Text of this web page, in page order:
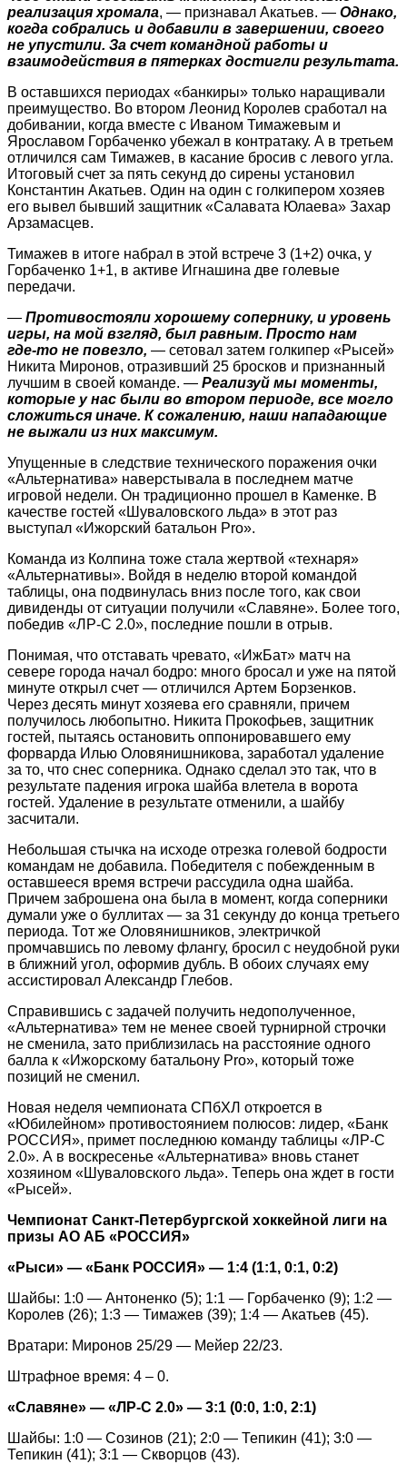
реализация хромала, — признавал Акатьев. — Однако,
когда ­собрались и добавили в завершении, своего
не упустили. За счет командной работы и
взаимодействия в пятерках достигли результата.
В оставшихся периодах «банкиры» только наращивали
преимущество. Во втором Леонид Королев сработал на
добивании, когда вместе с Иваном Тимажевым и
Ярославом Горбаченко убежал в контратаку. А в третьем
отличился сам Тимажев, в касание бросив с левого угла.
Итоговый счет за пять секунд до сирены установил
Константин Акатьев. Один на один с голкипером хозяев
его вывел бывший защитник «Салавата Юлаева» Захар
Арзамасцев.
Тимажев в итоге набрал в этой встрече 3 (1+2) очка, у
Горбаченко 1+1, в активе Игнашина две голевые
передачи.
— Противостояли хорошему сопернику, и уровень
игры, на мой взгляд, был равным. Просто нам
где‑то не повезло, — сетовал затем голкипер «Рысей»
Никита Миронов, отразивший 25 бросков и признанный
лучшим в своей коман­де. — Реализуй мы моменты,
которые у нас были во втором периоде, все могло
сложиться иначе. К сожалению, наши нападающие
не выжали из них максимум.
Упущенные в следствие технического поражения очки
«Альтернатива» наверстывала в последнем матче
игровой недели. Он традиционно прошел в Каменке. В
качест­ве гостей «Шуваловского льда» в этот раз
выступал «Ижорский батальон Pro».
Команда из Колпина тоже стала жертвой «технаря»
«Альтернативы». Войдя в неделю второй командой
таблицы, она подвинулась вниз после того, как свои
дивиденды от ситуации получили «Славяне». Более того,
победив «ЛР-С 2.0», последние пошли в отрыв.
Понимая, что отставать чревато, «ИжБат» матч на
севере города начал бодро: много бросал и уже на пятой
минуте открыл счет — отличился Артем Борзенков.
Через десять минут хозяева его сравняли, причем
получилось любопытно. Никита Прокофьев, защитник
гостей, пытаясь остановить оппонировавшего ему
форварда Илью Оловянишникова, заработал удаление
за то, что снес соперника. Однако сделал это так, что в
результате падения игрока шайба влетела в ворота
гостей. Удаление в результате отменили, а шайбу
засчитали.
Небольшая стычка на исходе отрезка голевой бодрости
коман­дам не добавила. Победителя с побежденным в
оставшееся время встречи рассудила одна шайба.
Причем заброшена она была в момент, когда соперники
думали уже о буллитах — за 31 секунду до конца третьего
периода. Тот же Оловянишников, электричкой
промчавшись по левому флангу, бросил с неудобной руки
в ближний угол, оформив дубль. В обоих случаях ему
ассистировал Александр Глебов.
Справившись с задачей получить недополученное,
«Альтернатива» тем не менее своей турнирной строчки
не сменила, зато приблизилась на расстояние одного
балла к «Ижорскому батальону Pro», который тоже
позиций не сменил.
Новая неделя чемпионата ­СПбХЛ откроется в
«Юбилейном» противостоянием полюсов: лидер, «Банк
РОССИЯ», примет последнюю команду таблицы «ЛР-С
2.0». А в воскресенье «Альтернатива» вновь станет
хозяином «Шуваловского льда». Теперь она ждет в гос­ти
«Рысей».
Чемпионат Санкт-Петербургской хоккейной лиги на
призы АО АБ «РОССИЯ»
«Рыси» — «Банк РОССИЯ» — 1:4 (1:1, 0:1, 0:2)
Шайбы: 1:0 — Антоненко (5); 1:1 — Горбаченко (9); 1:2 —
Королев (26); 1:3 — Тимажев (39); 1:4 — Акатьев (45).
Вратари: Миронов 25/29 — Мейер 22/23.
Штрафное время: 4 – 0.
«Славяне» — «ЛР-С 2.0» — 3:1 (0:0, 1:0, 2:1)
Шайбы: 1:0 — Созинов (21); 2:0 — Тепикин (41); 3:0 —
Тепикин (41); 3:1 — Скворцов (43).